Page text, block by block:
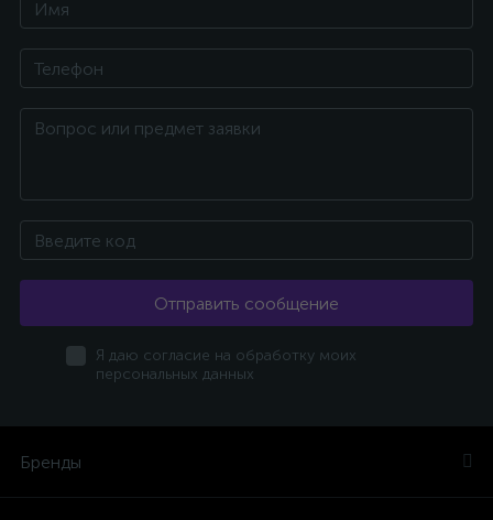
Отправить сообщение
Я даю согласие на обработку моих
персональных данных
Бренды